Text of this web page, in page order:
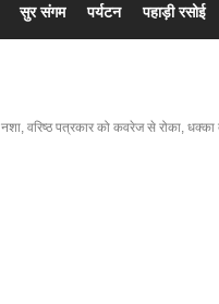
सुर संगम पर्यटन पहाड़ी रसोई
नशा, वरिष्ठ पत्रकार को कवरेज से रोका,